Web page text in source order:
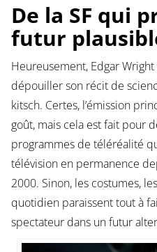
De la SF qui
futur
Heureusement, Edgar
dépouiller son récit de
kitsch. Certes, l’émission
goût, mais cela est fait pour
programmes de téléréalité
télévision en permanence
2000. Sinon, les costumes,
quotidien paraissent tout à
spectateur dans un futur